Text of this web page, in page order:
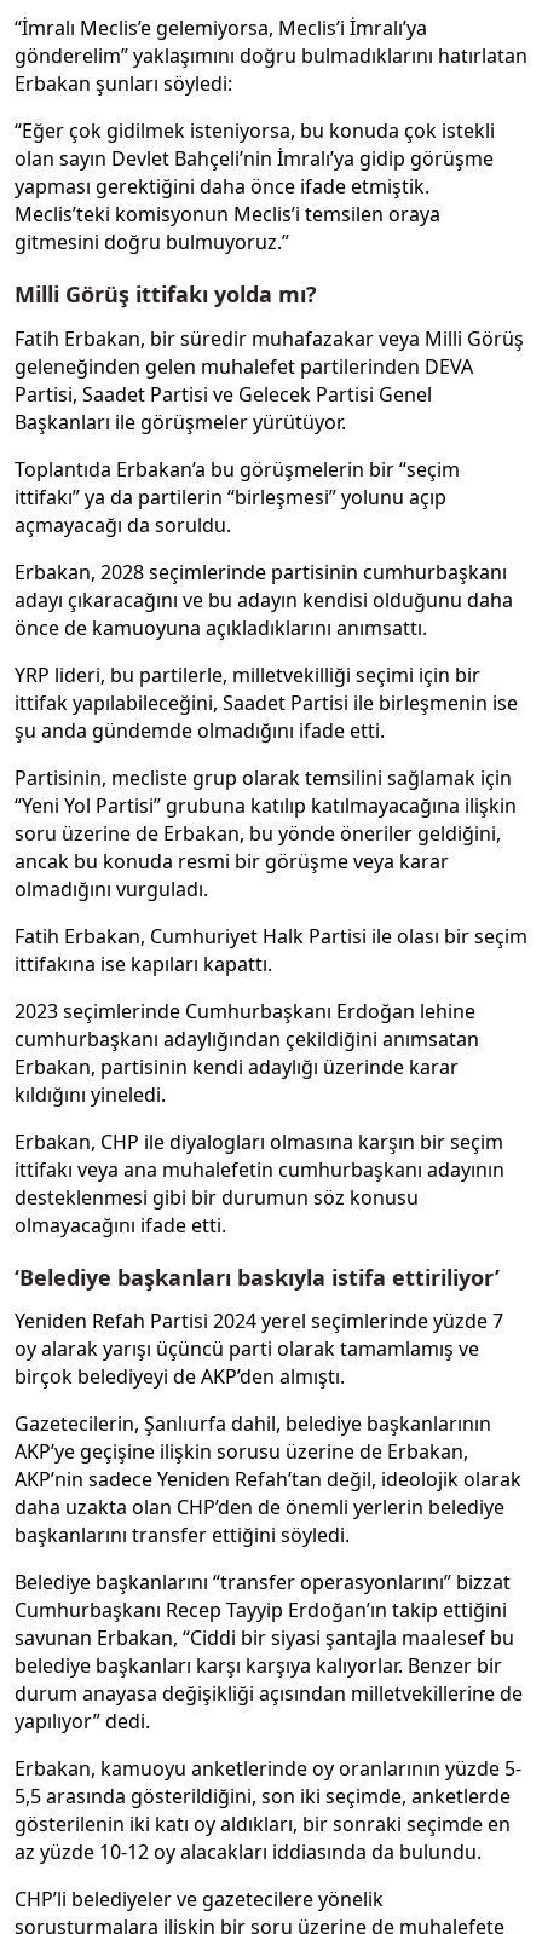
“İmralı Meclis’e gelemiyorsa, Meclis’i İmralı’ya
gönderelim” yaklaşımını doğru bulmadıklarını hatırlatan
Erbakan şunları söyledi:
“Eğer çok gidilmek isteniyorsa, bu konuda çok istekli
olan sayın Devlet Bahçeli’nin İmralı’ya gidip görüşme
yapması gerektiğini daha önce ifade etmiştik.
Meclis’teki komisyonun Meclis’i temsilen oraya
gitmesini doğru bulmuyoruz.”
Milli Görüş ittifakı yolda mı?
Fatih Erbakan, bir süredir muhafazakar veya Milli Görüş
geleneğinden gelen muhalefet partilerinden DEVA
Partisi, Saadet Partisi ve Gelecek Partisi Genel
Başkanları ile görüşmeler yürütüyor.
Toplantıda Erbakan’a bu görüşmelerin bir “seçim
ittifakı” ya da partilerin “birleşmesi” yolunu açıp
açmayacağı da soruldu.
Erbakan, 2028 seçimlerinde partisinin cumhurbaşkanı
adayı çıkaracağını ve bu adayın kendisi olduğunu daha
önce de kamuoyuna açıkladıklarını anımsattı.
YRP lideri, bu partilerle, milletvekilliği seçimi için bir
ittifak yapılabileceğini, Saadet Partisi ile birleşmenin ise
şu anda gündemde olmadığını ifade etti.
Partisinin, mecliste grup olarak temsilini sağlamak için
“Yeni Yol Partisi” grubuna katılıp katılmayacağına ilişkin
soru üzerine de Erbakan, bu yönde öneriler geldiğini,
ancak bu konuda resmi bir görüşme veya karar
olmadığını vurguladı.
Fatih Erbakan, Cumhuriyet Halk Partisi ile olası bir seçim
ittifakına ise kapıları kapattı.
2023 seçimlerinde Cumhurbaşkanı Erdoğan lehine
cumhurbaşkanı adaylığından çekildiğini anımsatan
Erbakan, partisinin kendi adaylığı üzerinde karar
kıldığını yineledi.
Erbakan, CHP ile diyalogları olmasına karşın bir seçim
ittifakı veya ana muhalefetin cumhurbaşkanı adayının
desteklenmesi gibi bir durumun söz konusu
olmayacağını ifade etti.
‘Belediye başkanları baskıyla istifa ettiriliyor’
Yeniden Refah Partisi 2024 yerel seçimlerinde yüzde 7
oy alarak yarışı üçüncü parti olarak tamamlamış ve
birçok belediyeyi de AKP’den almıştı.
Gazetecilerin, Şanlıurfa dahil, belediye başkanlarının
AKP’ye geçişine ilişkin sorusu üzerine de Erbakan,
AKP’nin sadece Yeniden Refah’tan değil, ideolojik olarak
daha uzakta olan CHP’den de önemli yerlerin belediye
başkanlarını transfer ettiğini söyledi.
Belediye başkanlarını “transfer operasyonlarını” bizzat
Cumhurbaşkanı Recep Tayyip Erdoğan’ın takip ettiğini
savunan Erbakan, “Ciddi bir siyasi şantajla maalesef bu
belediye başkanları karşı karşıya kalıyorlar. Benzer bir
durum anayasa değişikliği açısından milletvekillerine de
yapılıyor” dedi.
Erbakan, kamuoyu anketlerinde oy oranlarının yüzde 5-
5,5 arasında gösterildiğini, son iki seçimde, anketlerde
gösterilenin iki katı oy aldıkları, bir sonraki seçimde en
az yüzde 10-12 oy alacakları iddiasında da bulundu.
CHP’li belediyeler ve gazetecilere yönelik
soruşturmalara ilişkin bir soru üzerine de muhalefete